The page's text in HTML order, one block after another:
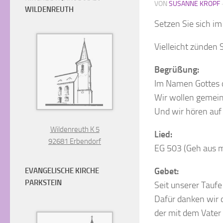
VON SUSANNE KROPF ·
Setzen Sie sich
Vielleicht zünden
Begrüßung:
Im Namen Gottes
Wir wollen
Und wir hören
Lied:
EG 503 (Geh aus
Gebet:
Seit unserer
Dafür danken wir
der mit dem
WILDENREUTH
Wildenreuth K 5
92681 Erbendorf
EVANGELISCHE KIRCHE
PARKSTEIN